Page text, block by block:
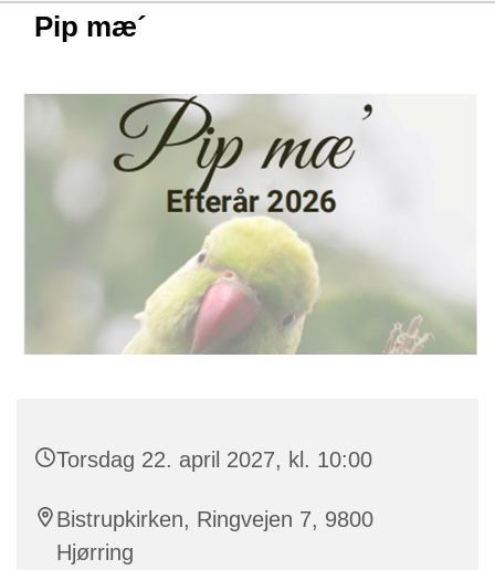
Pip mæ´
Torsdag 22. april 2027, kl. 10:00
Bistrupkirken, Ringvejen 7, 9800
Hjørring